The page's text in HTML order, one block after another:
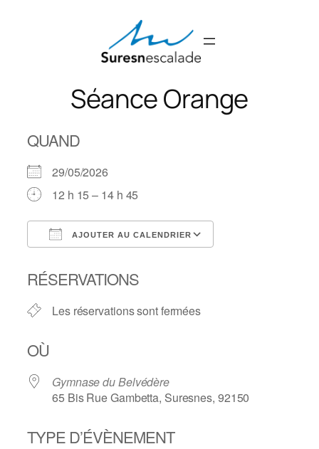
Séance Orange
QUAND
29/05/2026
12 h 15 – 14 h 45
AJOUTER AU CALENDRIER
RÉSERVATIONS
Les réservations sont fermées
OÙ
Gymnase du Belvédère
65 Bis Rue Gambetta, Suresnes, 92150
TYPE D’ÉVÈNEMENT